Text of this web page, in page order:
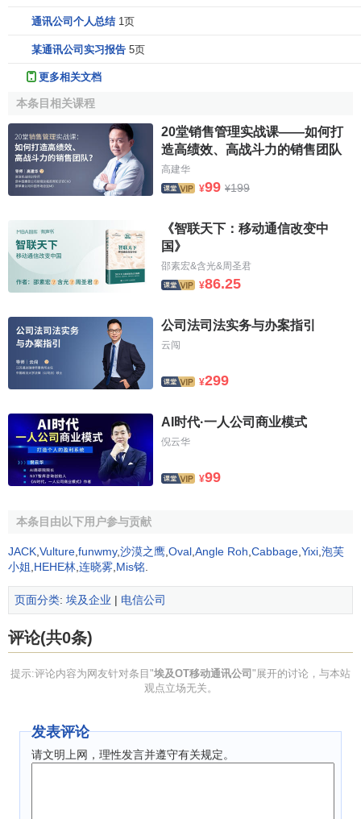
斯坦和孟家拉及和记电讯的印度和斯里兰卡市场，覆盖人数
约为20亿，截至今年9月底所拥有的移动用户数已经超过4千
万。
和黄集团董事总经理
市以来，不断在主要的移动通信市场迅速拓展业务范畴，这
次与Orascom Telecom的
战略合作是公司的一个重要里程
碑，两家公司联盟的市场覆盖了全球30%的人口，相信这次
的合作必将为和黄带来新的发展。
示，这是我们与和黄及和记电讯携手踏出的重要第一步，我
们一向对进入印度、印尼、越南等高增长的移动通信市场很
感兴趣。与和记电讯的联盟，为Orascom Telecom带来了巨
大的市场协同效应，并且可以降低我们拓展核心市场的网络
成本。相信在未来，和记与Orascom Telecom可以优势互
补，成为全球移动通信市场的主导者。
和记电讯 行政总裁吕博闻表示，我很高兴Orascom
Telecom成为我们新的战略股东。除了得到最大股东和黄持续
鼎力支持外，我们也期望与Orascom Telecom紧密合作，继
续拓展业务。
埃及首富Sawiris家族
Sawiris家族的掌门人，
Onsi Sawiris先生1930年出生
于上埃及的Sohag省，一个普
通的科普特（信奉基督教）家
土地。身为家中第二个儿子，
他进了农业学院学习。但4年
员也不合他的胃口。他决心走自己的路，找了几个合伙人在
很顺利，不久他的公司总部就进入开罗。由于接连从政府中
通讯公司个人总结 1页
某通讯公司实习报告 5页
更多相关文档
本条目相关课程
20堂销售管理实战课——如何打
造高绩效、高战斗力的销售团队
高建华
¥99 ¥199
《智联天下：移动通信改变中
国》
邵素宏&含光&周圣君
¥86.25
公司法司法实务与办案指引
云闯
¥299
AI时代·一人公司商业模式
倪云华
¥99
本条目由以下用户参与贡献
JACK Vulture funwmy,沙漠之鹰 Oval Angle Roh Cabbage Yixi 泡芙
小姐 HEHE林 连晓雾 Mis铭
页面分类: 埃及企业 | 电信公司
评论(共0条)
提示:评论内容为网友针对条目"埃及OT移动通讯公司"展开的讨论，与本站
观点立场无关。
发表评论
请文明上网，理性发言并遵守有关规定。